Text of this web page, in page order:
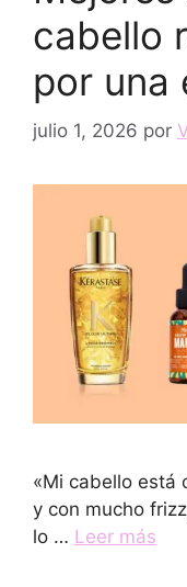
cabello
por una
julio 1, 2026 por
«Mi cabello está
y con mucho
lo … Leer más